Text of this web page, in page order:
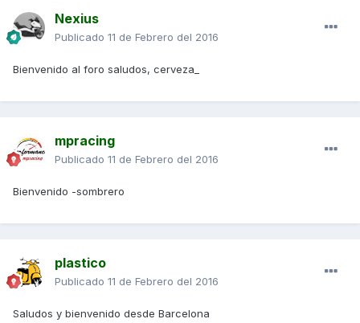
Nexius
Publicado 11 de Febrero del 2016
Bienvenido al foro saludos, cerveza_
mpracing
Publicado 11 de Febrero del 2016
Bienvenido -sombrero
plastico
Publicado 11 de Febrero del 2016
Saludos y bienvenido desde Barcelona